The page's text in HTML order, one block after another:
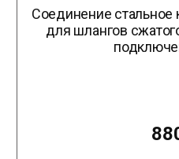
Соединение стальное
для шлангов